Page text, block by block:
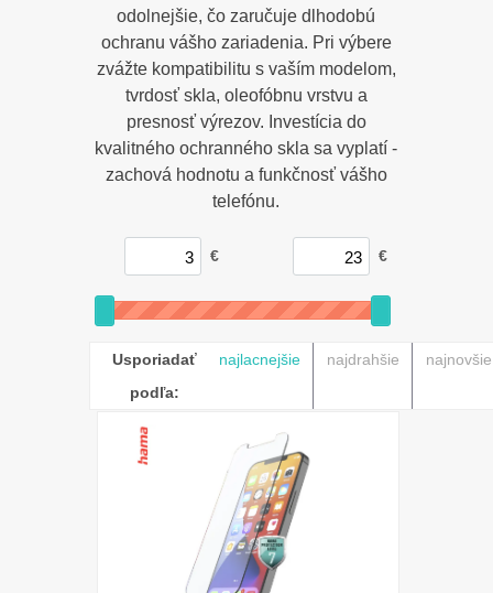
odolnejšie, čo zaručuje dlhodobú
ochranu vášho zariadenia. Pri výbere
zvážte kompatibilitu s vaším modelom,
tvrdosť skla, oleofóbnu vrstvu a
presnosť výrezov. Investícia do
kvalitného ochranného skla sa vyplatí -
zachová hodnotu a funkčnosť vášho
telefónu.
€ €
Usporiadať
podľa:
najlacnejšie najdrahšie najnovšie